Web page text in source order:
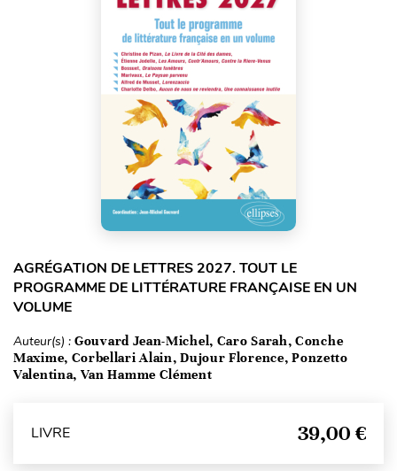
AGRÉGATION DE LETTRES 2027. TOUT LE
PROGRAMME DE LITTÉRATURE FRANÇAISE EN UN
VOLUME
Auteur(s) : Gouvard Jean-Michel, Caro Sarah, Conche
Maxime, Corbellari Alain, Dujour Florence, Ponzetto
Valentina, Van Hamme Clément
LIVRE 39,00 €